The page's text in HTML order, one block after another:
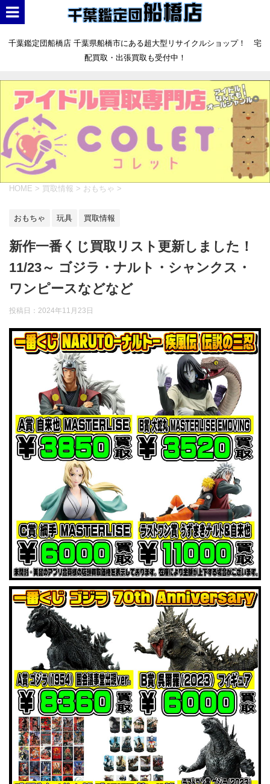
千葉鑑定団船橋店 千葉県船橋市にある超大型リサイクルショップ！ 宅
配買取・出張買取も受付中！
HOME > 買取情報 > おもちゃ >
おもちゃ 玩具 買取情報
新作一番くじ買取リスト更新しました！
11/23～ ゴジラ・ナルト・シャンクス・
ワンピースなどなど
投稿日： 2024年11月23日